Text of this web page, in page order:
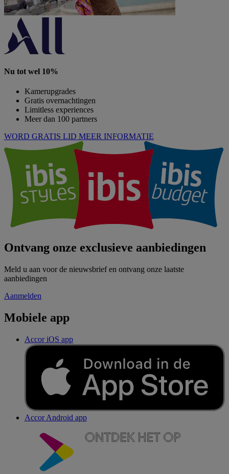
Nu tot wel 10%
Kamerupgrades
Gratis overnachtingen
Limitless experiences
Meer dan 100 partners
WORD GRATIS LID MEER INFORMATIE
Ontvang onze exclusieve aanbiedingen
Meld u aan voor de nieuwsbrief en ontvang onze laatste
aanbiedingen
Aanmelden
Mobiele app
Accor iOS app
Accor Android app